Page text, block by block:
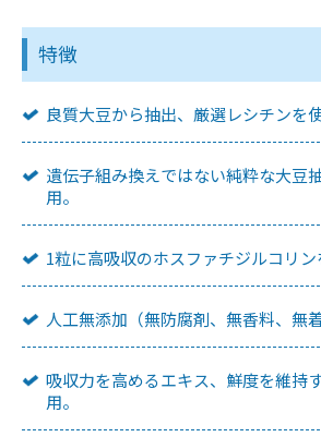
特徴
良質大豆から抽出、厳選レシチンを使
遺伝子組み換えではない純粋な大豆
用。
1粒に高吸収のホスファチジルコリン
人工無添加（無防腐剤、無香料、無
吸収力を高めるエキス、鮮度を維持
用。